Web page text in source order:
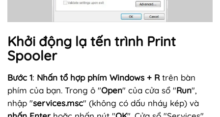
Khởi động lạ tến trình Print
Spooler
Bước 1: Nhấn tổ hợp phím Windows + Rtrên bàn
phím của bạn. Trong ô "Open" của cửa sổ "Run",
nhập "services.msc" (không có dấu nháy kép) và